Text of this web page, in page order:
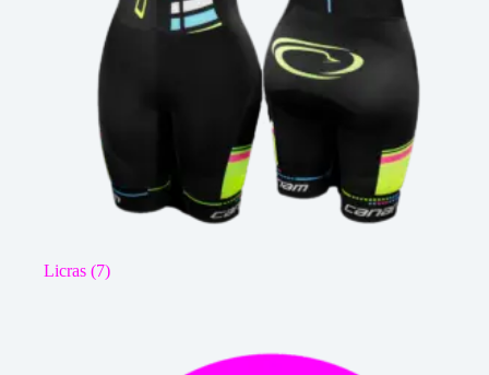
Licras (7)